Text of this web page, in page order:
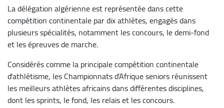
La délégation algérienne est représentée dans cette
compétition continentale par dix athlètes, engagés dans
plusieurs spécialités, notamment les concours, le demi-fond
et les épreuves de marche.
Considérés comme la principale compétition continentale
d'athlétisme, les Championnats d’Afrique seniors réunissent
les meilleurs athlètes africains dans différentes disciplines,
dont les sprints, le fond, les relais et les concours.